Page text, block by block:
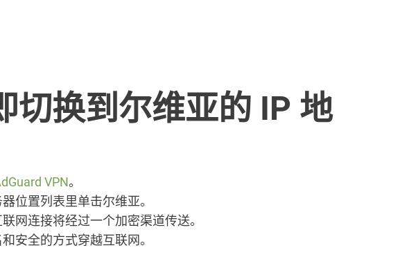
切换到尔维亚的 IP 地
VPN。
位置列表里单击尔维亚。
网连接将经过一个加密渠道传送。
安全的方式穿越互联网。